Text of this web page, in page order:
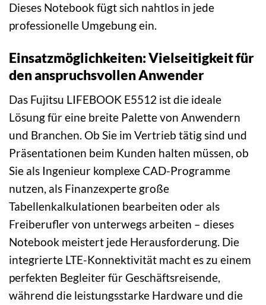
Dieses Notebook fügt sich nahtlos in jede
professionelle Umgebung ein.
Einsatzmöglichkeiten: Vielseitigkeit für
den anspruchsvollen Anwender
Das Fujitsu LIFEBOOK E5512 ist die ideale
Lösung für eine breite Palette von Anwendern
und Branchen. Ob Sie im Vertrieb tätig sind und
Präsentationen beim Kunden halten müssen, ob
Sie als Ingenieur komplexe CAD-Programme
nutzen, als Finanzexperte große
Tabellenkalkulationen bearbeiten oder als
Freiberufler von unterwegs arbeiten – dieses
Notebook meistert jede Herausforderung. Die
integrierte LTE-Konnektivität macht es zu einem
perfekten Begleiter für Geschäftsreisende,
während die leistungsstarke Hardware und die